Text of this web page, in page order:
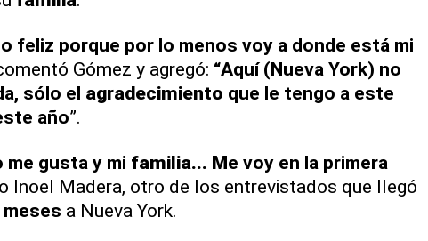
feliz porque por lo menos voy a donde está mi
Gómez y agregó: “Aquí (Nueva York) no
sólo el agradecimiento que le tengo a este
año”.
me gusta y mi familia... Me voy en la primera
Inoel Madera, otro de los entrevistados que llegó
a Nueva York.